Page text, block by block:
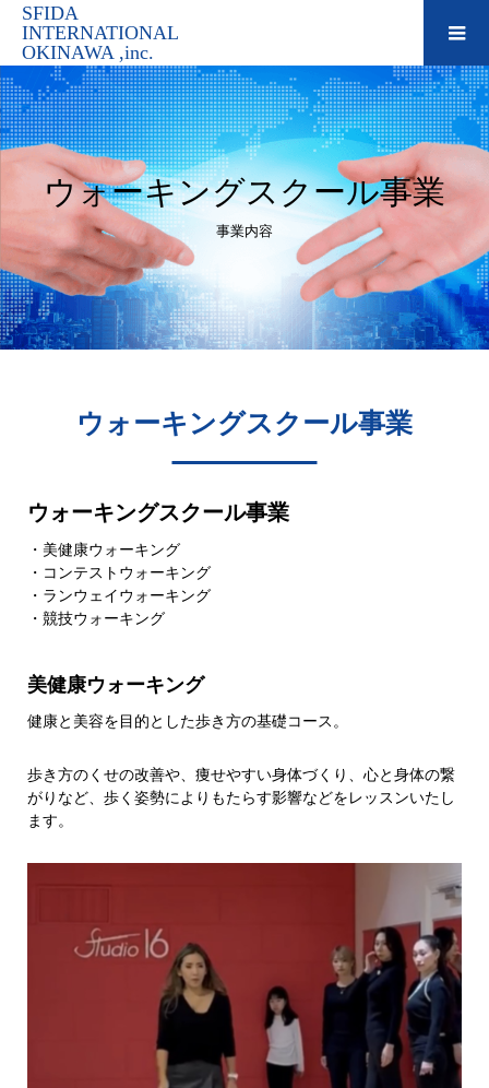
SFIDA
INTERNATIONAL
OKINAWA ,inc.
ウォーキングスクール事業
事業内容
ウォーキングスクール事業
ウォーキングスクール事業
・美健康ウォーキング
・コンテストウォーキング
・ランウェイウォーキング
・競技ウォーキング
美健康ウォーキング
健康と美容を目的とした歩き方の基礎コース。
歩き方のくせの改善や、痩せやすい身体づくり、心と身体の繋
がりなど、歩く姿勢によりもたらす影響などをレッスンいたし
ます。